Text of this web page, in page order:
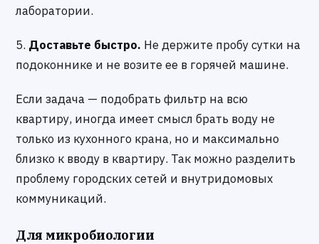
лаборатории.
5. Доставьте быстро. Не держите пробу сутки на
подоконнике и не возите ее в горячей машине.
Если задача — подобрать фильтр на всю
квартиру, иногда имеет смысл брать воду не
только из кухонного крана, но и максимально
близко к вводу в квартиру. Так можно разделить
проблему городских сетей и внутридомовых
коммуникаций.
Для микробиологии